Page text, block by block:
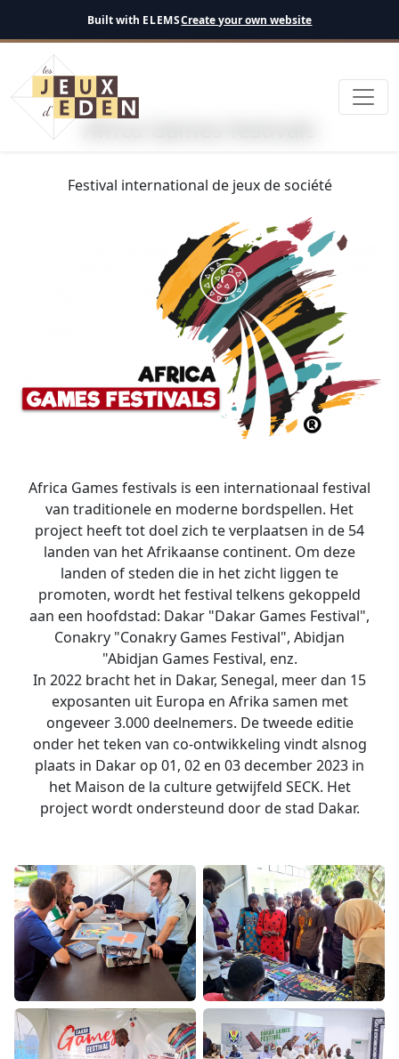
Built with ELEMSCreate your own website
Netherlands
Festival international de jeux de société
Africa Games festivals is een internationaal festival
van traditionele en moderne bordspellen. Het
project heeft tot doel zich te verplaatsen in de 54
landen van het Afrikaanse continent. Om deze
landen of steden die in het zicht liggen te
promoten, wordt het festival telkens gekoppeld
aan een hoofdstad: Dakar "Dakar Games Festival",
Conakry "Conakry Games Festival", Abidjan
"Abidjan Games Festival, enz.
In 2022 bracht het in Dakar, Senegal, meer dan 15
exposanten uit Europa en Afrika samen met
ongeveer 3.000 deelnemers. De tweede editie
onder het teken van co-ontwikkeling vindt alsnog
plaats in Dakar op 01, 02 en 03 december 2023 in
het Maison de la culture getwijfeld SECK. Het
project wordt ondersteund door de stad Dakar.